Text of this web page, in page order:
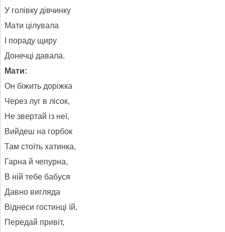
У голівку дівчинку
Мати цілувала
І пораду щиру
Донечці давала.
Мати:
Он біжить доріжка
Через луг в лісок,
Не звертай із неї,
Вийдеш на горбок
Там стоїть хатинка,
Гарна й чепурна,
В ній тебе бабуся
Давно вигляда
Віднеси гостинці їй,
Передай привіт,